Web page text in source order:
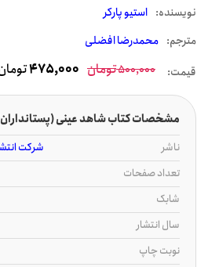
نويسنده: استیو پارکر
مترجم: محمدرضا افضلی
قیمت: 500,000تومان 475,000
مشخصات کتاب شاهد عینی
ناشر
شرکت
تعداد صفحات
شابک
سال انتشار
نوبت چاپ